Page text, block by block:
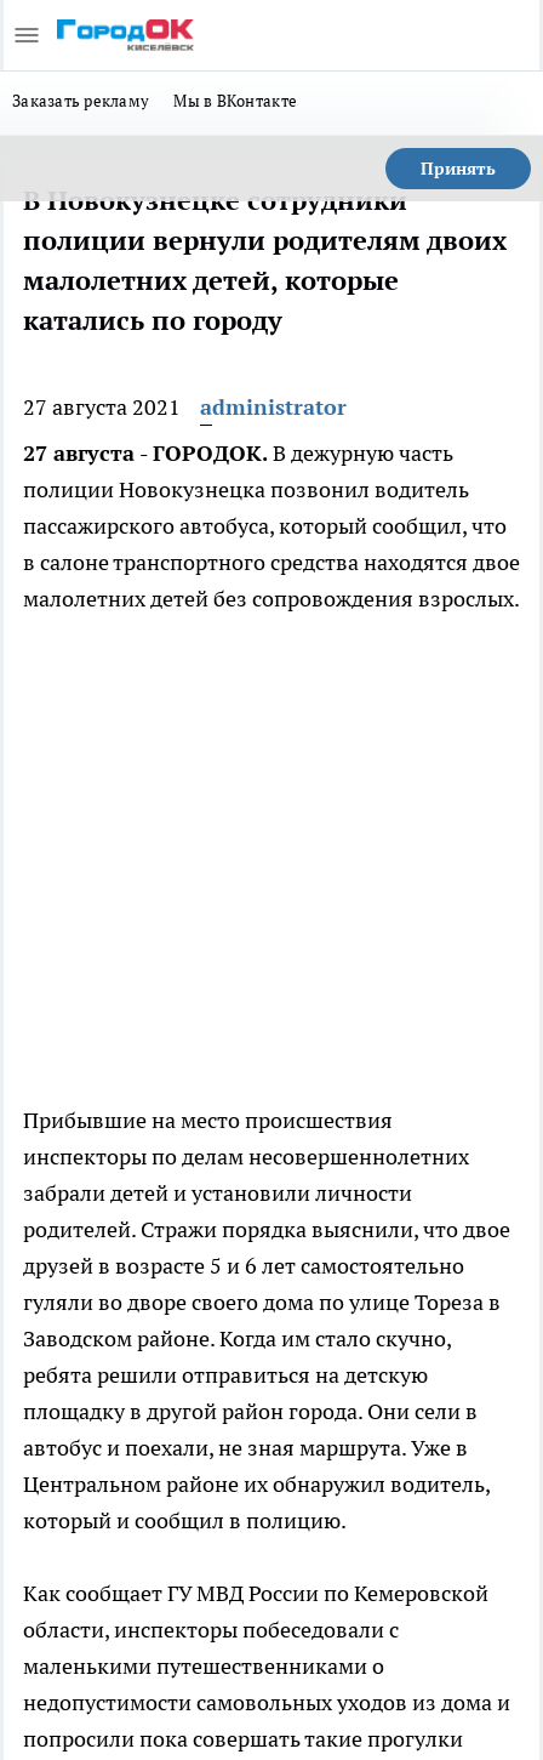
Заказать рекламу Мы в ВКонтакте
Принять
В Новокузнецке сотрудники
полиции вернули родителям двоих
малолетних детей, которые
катались по городу
27 августа 2021
administrator
27 августа - ГОРОДОК.В дежурную часть
полиции Новокузнецка позвонил водитель
пассажирского автобуса, который сообщил, что
в салоне транспортного средства находятся двое
малолетних детей без сопровождения взрослых.
Прибывшие на место происшествия
инспекторы по делам несовершеннолетних
забрали детей и установили личности
родителей. Стражи порядка выяснили, что двое
друзей в возрасте 5 и 6 лет самостоятельно
гуляли во дворе своего дома по улице Тореза в
Заводском районе. Когда им стало скучно,
ребята решили отправиться на детскую
площадку в другой район города. Они сели в
автобус и поехали, не зная маршрута. Уже в
Центральном районе их обнаружил водитель,
который и сообщил в полицию.
Как сообщает ГУ МВД России по Кемеровской
области, инспекторы побеседовали с
маленькими путешественниками о
недопустимости самовольных уходов из дома и
попросили пока совершать такие прогулки